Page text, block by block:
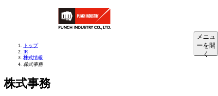
メニュ
ーを開
く
トップ
IR
株式情報
株式事務
株式事務